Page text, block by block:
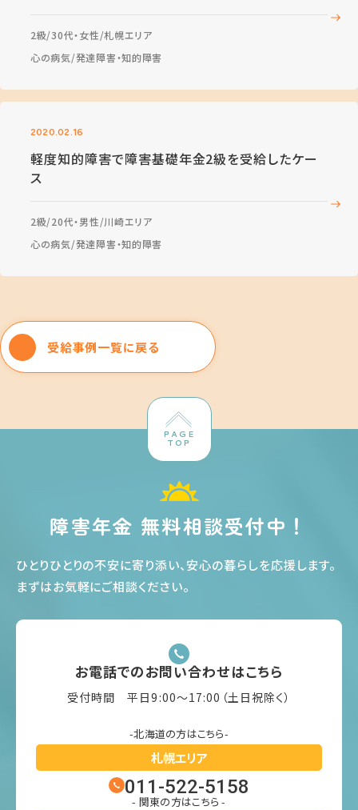
2級 30代・女性 札幌エリア
心の病気 発達障害・知的障害
2020.02.16
軽度知的障害で障害基礎年金2級を受給したケー
ス
2級 20代・男性 川崎エリア
心の病気 発達障害・知的障害
受給事例一覧に戻る
PAGE
TOP
障害年金 無料相談受付中！
ひとりひとりの不安に寄り添い、安心の暮らしを応援します。
まずはお気軽にご相談ください。
お電話でのお問い合わせはこちら
受付時間 平日9:00〜17:00（土日祝除く）
-北海道の方はこちら-
札幌エリア
011-522-5158
- 関東の方はこちら -